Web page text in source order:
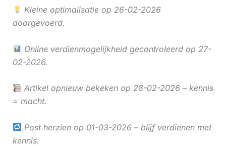
Kleine optimalisatie op 26-02-2026
doorgevoerd.
Online verdienmogelijkheid gecontroleerd op 27-
02-2026.
Artikel opnieuw bekeken op 28-02-2026 – kennis
= macht.
Post herzien op 01-03-2026 – blijf verdienen met
kennis.